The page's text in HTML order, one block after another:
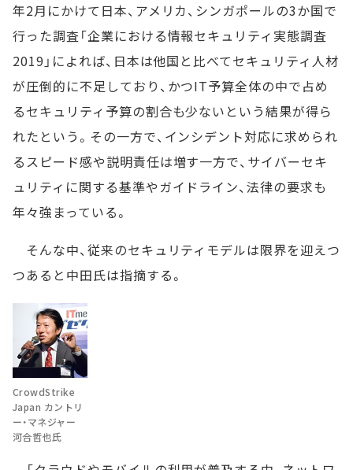
年2月にかけて日本、アメリカ、シンガポールの3か国で
行った調査「企業における情報セキュリティ実態調査
2019」によれば、日本は他国と比べてセキュリティ人材
が圧倒的に不足しており、かつIT予算全体の中で占め
るセキュリティ予算の割合も少ないという結果が得ら
れたという。その一方で、インシデント対応に求められ
るスピード感や説明責任は増す一方で、サイバーセキ
ュリティに関する基準やガイドライン、法律の要求も
年々強まっている。
そんな中、従来のセキュリティモデルは限界を迎えつ
つあると中田氏は指摘する。
CrowdStrike
Japan カントリ
ー・マネジャー
河合哲也氏